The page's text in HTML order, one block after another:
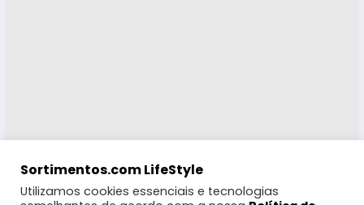
Sortimentos.com LifeStyle
Utilizamos cookies essenciais e tecnologias